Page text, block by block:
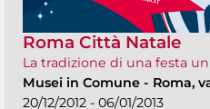
Roma Città Natale
La tradizione di una festa
Musei in Comune - Roma,
20/12/2012 - 06/01/2013